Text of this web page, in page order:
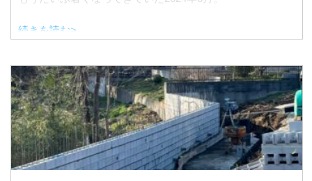
土間打ちの画像ばかりですみません
続きを読む>